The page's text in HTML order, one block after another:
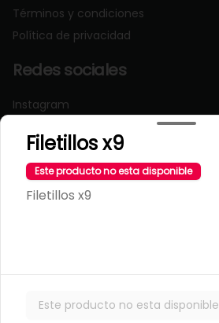
Términos y condiciones
Política de privacidad
Redes sociales
Instagram
Mi cuenta
Pedir
Filetillos x9
Este producto no esta disponible
Filetillos x9
Este producto no esta disponible